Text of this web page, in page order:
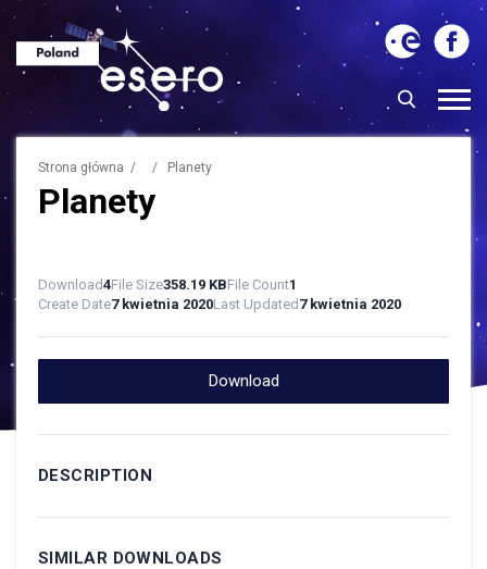
Strona główna / / Planety
Planety
Download4File Size358.19 KBFile Count1
Create Date7 kwietnia 2020Last Updated7 kwietnia 2020
Download
DESCRIPTION
SIMILAR DOWNLOADS